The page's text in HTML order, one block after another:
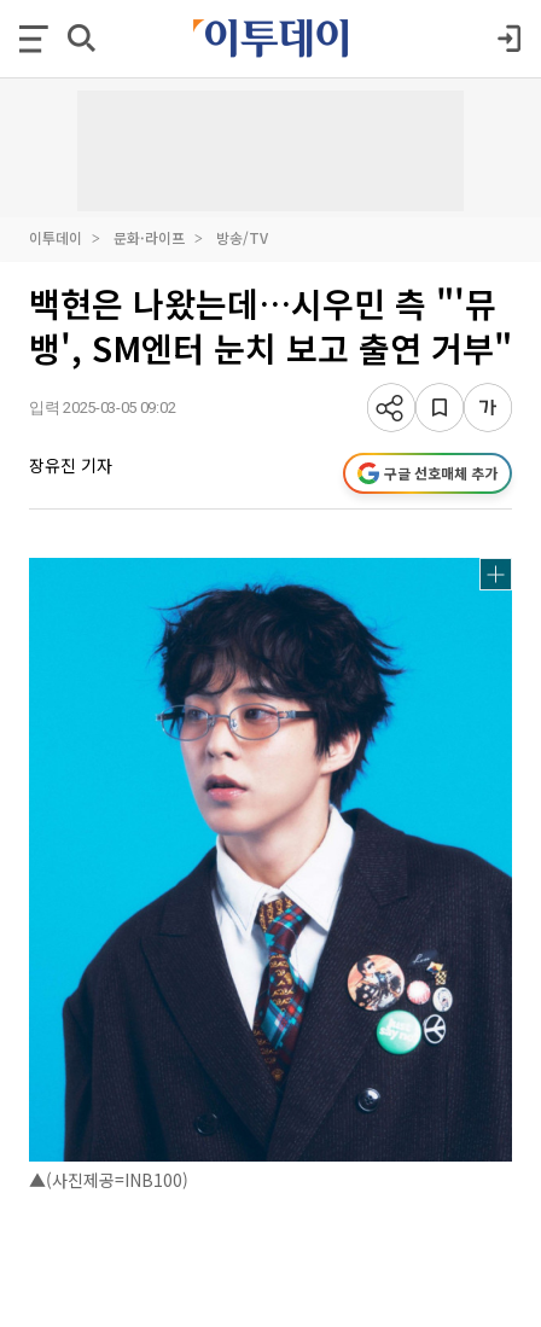
이투데이 문화·라이프 방송/TV
백현은 나왔는데…시우민 측 "'뮤
뱅', SM엔터 눈치 보고 출연 거부"
입력 2025-03-05 09:02
장유진 기자 구글 선호매체 추가
▲(사진제공=INB100)